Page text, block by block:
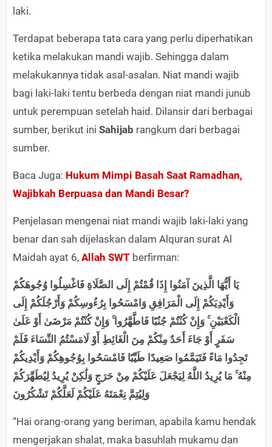
laki.
Terdapat beberapa tata cara yang perlu diperhatikan
ketika melakukan mandi wajib. Sehingga dalam
melakukannya tidak asal-asalan. Niat mandi wajib
bagi laki-laki tentu berbeda dengan niat mandi junub
untuk perempuan setelah haid. Dilansir dari berbagai
sumber, berikut ini Sahijab rangkum dari berbagai
sumber.
Baca Juga: Hukum Mimpi Basah Saat Ramadhan,
Wajibkah Berpuasa dan Mandi Besar?
Penjelasan mengenai niat mandi wajib laki-laki yang
benar dan sah dijelaskan dalam Alquran surat Al
Maidah ayat 6, Allah SWT berfirman:
يَا أَيُّهَا الَّذِينَ آمَنُوا إِذَا قُمْتُمْ إِلَى الصَّلَاةِ فَاغْسِلُوا وُجُوهَكُمْ
وَأَيْدِيَكُمْ إِلَى الْمَرَافِقِ وَامْسَحُوا بِرُءُوسِكُمْ وَأَرْجُلَكُمْ إِلَى
الْكَعْبَيْنِ ۚ وَإِنْ كُنْتُمْ جُنُبًا فَاطَّهَّرُوا ۚ وَإِنْ كُنْتُمْ مَرْضَىٰ أَوْ عَلَىٰ
سَفَرٍ أَوْ جَاءَ أَحَدٌ مِنْكُمْ مِنَ الْغَائِطِ أَوْ لَامَسْتُمُ النِّسَاءَ فَلَمْ
تَجِدُوا مَاءً فَتَيَمَّمُوا صَعِيدًا طَيِّبًا فَامْسَحُوا بِوُجُوهِكُمْ وَأَيْدِيكُمْ
مِنْهُ ۚ مَا يُرِيدُ اللَّهُ لِيَجْعَلَ عَلَيْكُمْ مِنْ حَرَجٍ وَلَٰكِنْ يُرِيدُ لِيُطَهِّرَكُمْ
وَلِيُتِمَّ نِعْمَتَهُ عَلَيْكُمْ لَعَلَّكُمْ تَشْكُرُونَ
“Hai orang-orang yang beriman, apabila kamu hendak
mengerjakan shalat, maka basuhlah mukamu dan